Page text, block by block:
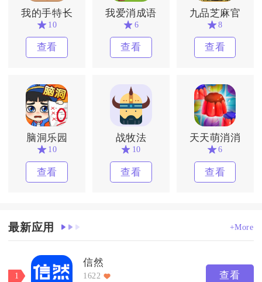
我的手特长
10
查看
我爱消成语
6
查看
九品芝麻官
8
查看
脑洞乐园
10
查看
战牧法
10
查看
天天萌消消
6
查看
最新应用 +More
1
信然
1622
查看